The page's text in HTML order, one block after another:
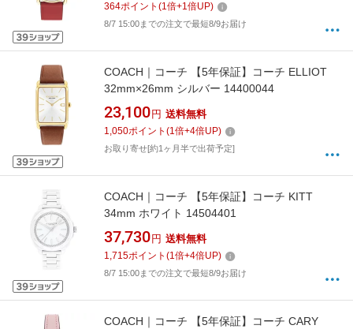
364ポイント (1倍+1倍UP)
8/7 15:00までの注文で最短8/9お届け
COACH｜コーチ 【5年保証】コーチ ELLIOT
32mm×26mm シルバー 14400044
23,100 円 送料無料
1,050ポイント (1倍+4倍UP)
お取り寄せ[約1ヶ月半で出荷予定]
COACH｜コーチ 【5年保証】コーチ KITT
34mm ホワイト 14504401
37,730 円 送料無料
1,715ポイント (1倍+4倍UP)
8/7 15:00までの注文で最短8/9お届け
COACH｜コーチ 【5年保証】コーチ CARY